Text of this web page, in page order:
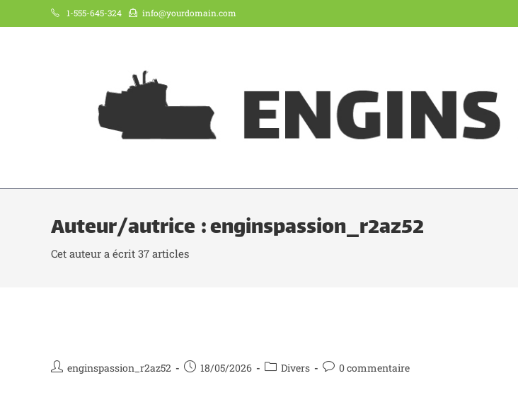
1-555-645-324 info@yourdomain.com
Auteur/autrice :enginspassion_r2az52
Cet auteur a écrit 37 articles
enginspassion_r2az52 18/05/2026 Divers 0 commentaire